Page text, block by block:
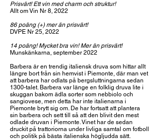
Prisvärt! Ett vin med charm och struktur!
Allt om Vin Nr 8, 2022
86 poäng (+) mer än prisvärt!
DVPE Nr 25, 2022
14 poäng! Mycket bra vin! Mer än prisvärt!
Munskänkarna, september 2022
Barbera är en trendig italiensk druva som hittar allt
längre bort från sin hemvist i Piemonte, där man vet
att barbera har odlats på bergsluttningarna sedan
1300-talet. Barbera var länge en folklig druva lite i
skuggan bakom ädla sorter som nebbiolo och
sangiovese, men detta har inte italienarna i
Piemonte brytt sig om. De har fortsatt att plantera
sin barbera och sett till så att den blivit den mest
odlade druvan i Piemonte. Vinet har de sedan
druckit på trattoriorna under livliga samtal om fotboll
och politik på bästa italienska högljudda sätt.